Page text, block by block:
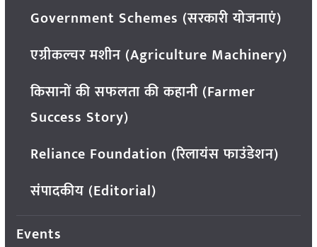
Government Schemes (सरकारी योजनाएं)
एग्रीकल्चर मशीन (Agriculture Machinery)
किसानों की सफलता की कहानी (Farmer
Success Story)
Reliance Foundation (रिलायंस फाउंडेशन)
संपादकीय (Editorial)
Events